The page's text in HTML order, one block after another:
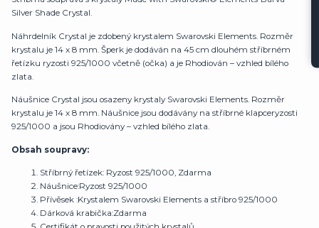
Silver Shade Crystal.
Náhrdelník Crystal je zdobený krystalem Swarovski Elements. Rozměr
krystalu je 14 x 8 mm. Šperk je dodáván na 45 cm dlouhém stříbrném
řetízku ryzosti 925/1000 včetně (očka) a je Rhodiován – vzhled bílého
zlata.
Náušnice Crystal jsou osazeny krystaly Swarovski Elements. Rozměr
krystalu je 14 x 8 mm. Náušnice jsou dodávány na stříbrné klapceryzosti
925/1000 a jsou Rhodiovány – vzhled bílého zlata.
Obsah soupravy:
Stříbrný řetízek: Ryzost 925/1000, Zdarma
Náušnice:Ryzost 925/1000
Přívěsek :Krystalem Swarovski Elements a stříbro 925/1000
Dárková krabička:Zdarma